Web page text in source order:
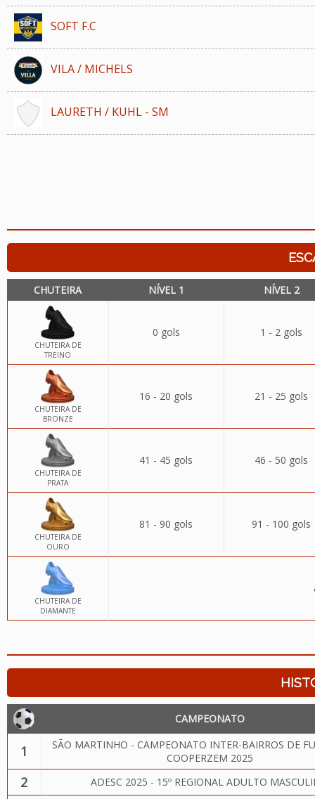
SOFT F.C
VILA / MICHELS
LAURETH / KUHL - SM
CHUTEIRA NÍVEL 1 NÍVEL 2
CHUTEIRA DE
TREINO
0 gols 1 - 2 gols
CHUTEIRA DE
BRONZE
16 - 20 gols 21 - 25 gols
CHUTEIRA DE
PRATA
41 - 45 gols 46 - 50 gols
CHUTEIRA DE
OURO
81 - 90 gols 91 - 100 gols
CHUTEIRA DE
DIAMANTE
CAMPEONATO
1
SÃO MARTINHO - CAMPEONATO INTER-BAIRROS DE
COOPERZEM 2025
2 ADESC 2025 - 15º REGIONAL ADULTO